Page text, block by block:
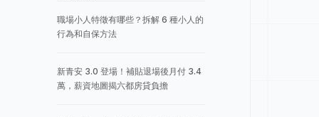
職場小人特徵有哪些？拆解 6 種小人的
行為和自保方法
新青安 3.0 登場！補貼退場後月付 3.4
萬，薪資地圖揭六都房貸負擔